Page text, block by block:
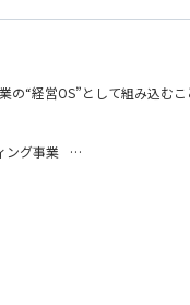
“経営OS”として組み込むこ
ング事業
サポートを実施し、価値を
や管理業務に終始し、本
高度化や採用支援といっ
整えています。